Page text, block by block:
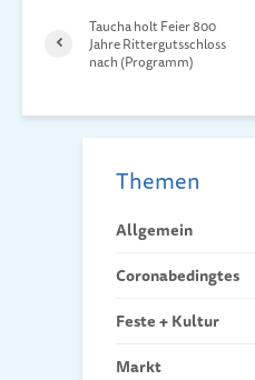
Taucha holt Feier 800
Jahre Rittergutsschloss
nach (Programm)
Themen
Allgemein
Coronabedingtes
Feste + Kultur
Markt